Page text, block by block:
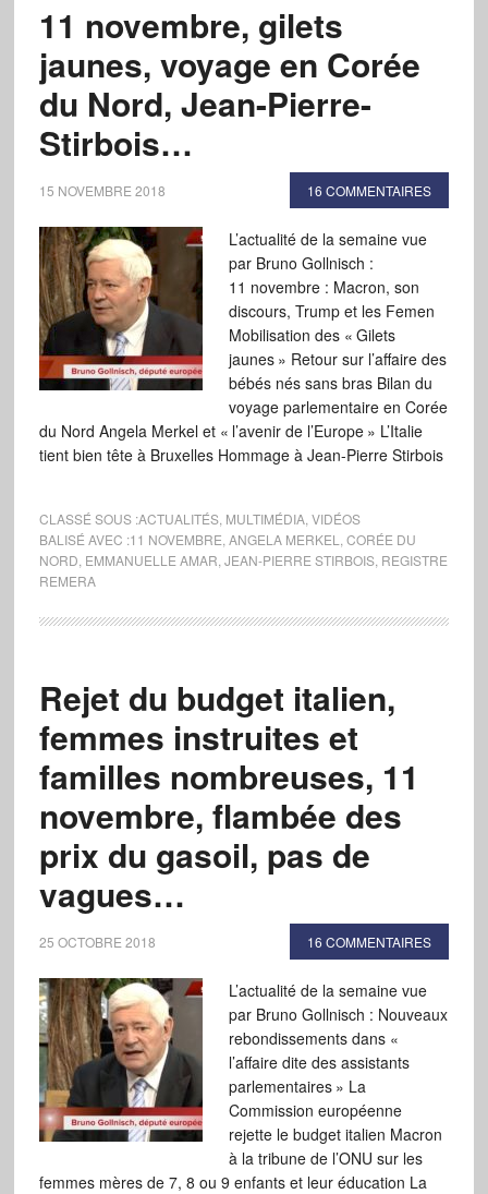
11 novembre, gilets
jaunes, voyage en Corée
du Nord, Jean-Pierre-
Stirbois…
15 NOVEMBRE 2018 16 COMMENTAIRES
L’actualité de la semaine vue
par Bruno Gollnisch :
11 novembre : Macron, son
discours, Trump et les Femen
Mobilisation des « Gilets
jaunes » Retour sur l’affaire des
bébés nés sans bras Bilan du
voyage parlementaire en Corée
du Nord Angela Merkel et « l’avenir de l’Europe » L’Italie
tient bien tête à Bruxelles Hommage à Jean-Pierre Stirbois
CLASSÉ SOUS :ACTUALITÉS, MULTIMÉDIA, VIDÉOS
BALISÉ AVEC :11 NOVEMBRE ANGELA MERKEL
CORÉE DU
NORD EMMANUELLE AMAR JEAN-PIERRE STIRBOIS, REGISTRE
REMERA
Rejet du budget italien,
femmes instruites et
familles nombreuses, 11
novembre, flambée des
prix du gasoil, pas de
vagues…
25 OCTOBRE 2018 16 COMMENTAIRES
L’actualité de la semaine vue
par Bruno Gollnisch : Nouveaux
rebondissements dans «
l’affaire dite des assistants
parlementaires » La
Commission européenne
rejette le budget italien Macron
à la tribune de l’ONU sur les
femmes mères de 7, 8 ou 9 enfants et leur éducation La